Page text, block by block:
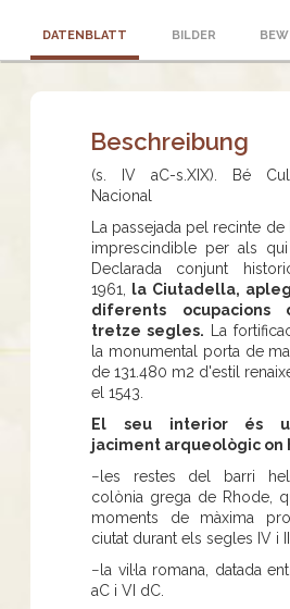
DATENBLATT BILDER
Beschreibung
(s. IV aC-s.XIX). Bé
Nacional
La passejada pel recinte
imprescindible per als qui
Declarada conjunt
1961,
la Ciutadella,
diferents ocupacions
tretze segles. La
la monumental porta de
de 131.480 m2 d'estil
el 1543.
El seu interior és
jaciment arqueològic on
−les restes del barri
colònia grega de Rhode,
moments de màxima
ciutat durant els segles IV i
−la vil·la romana, datada
aC i VI dC.